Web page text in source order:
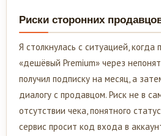
Риски сторонних
Я столкнулась с ситуацией, когда
«дешёвый Premium» через
получил подписку на месяц, а
диалогу с продавцом. Риск не в
отсутствии чека, понятного
сервис просит код входа в